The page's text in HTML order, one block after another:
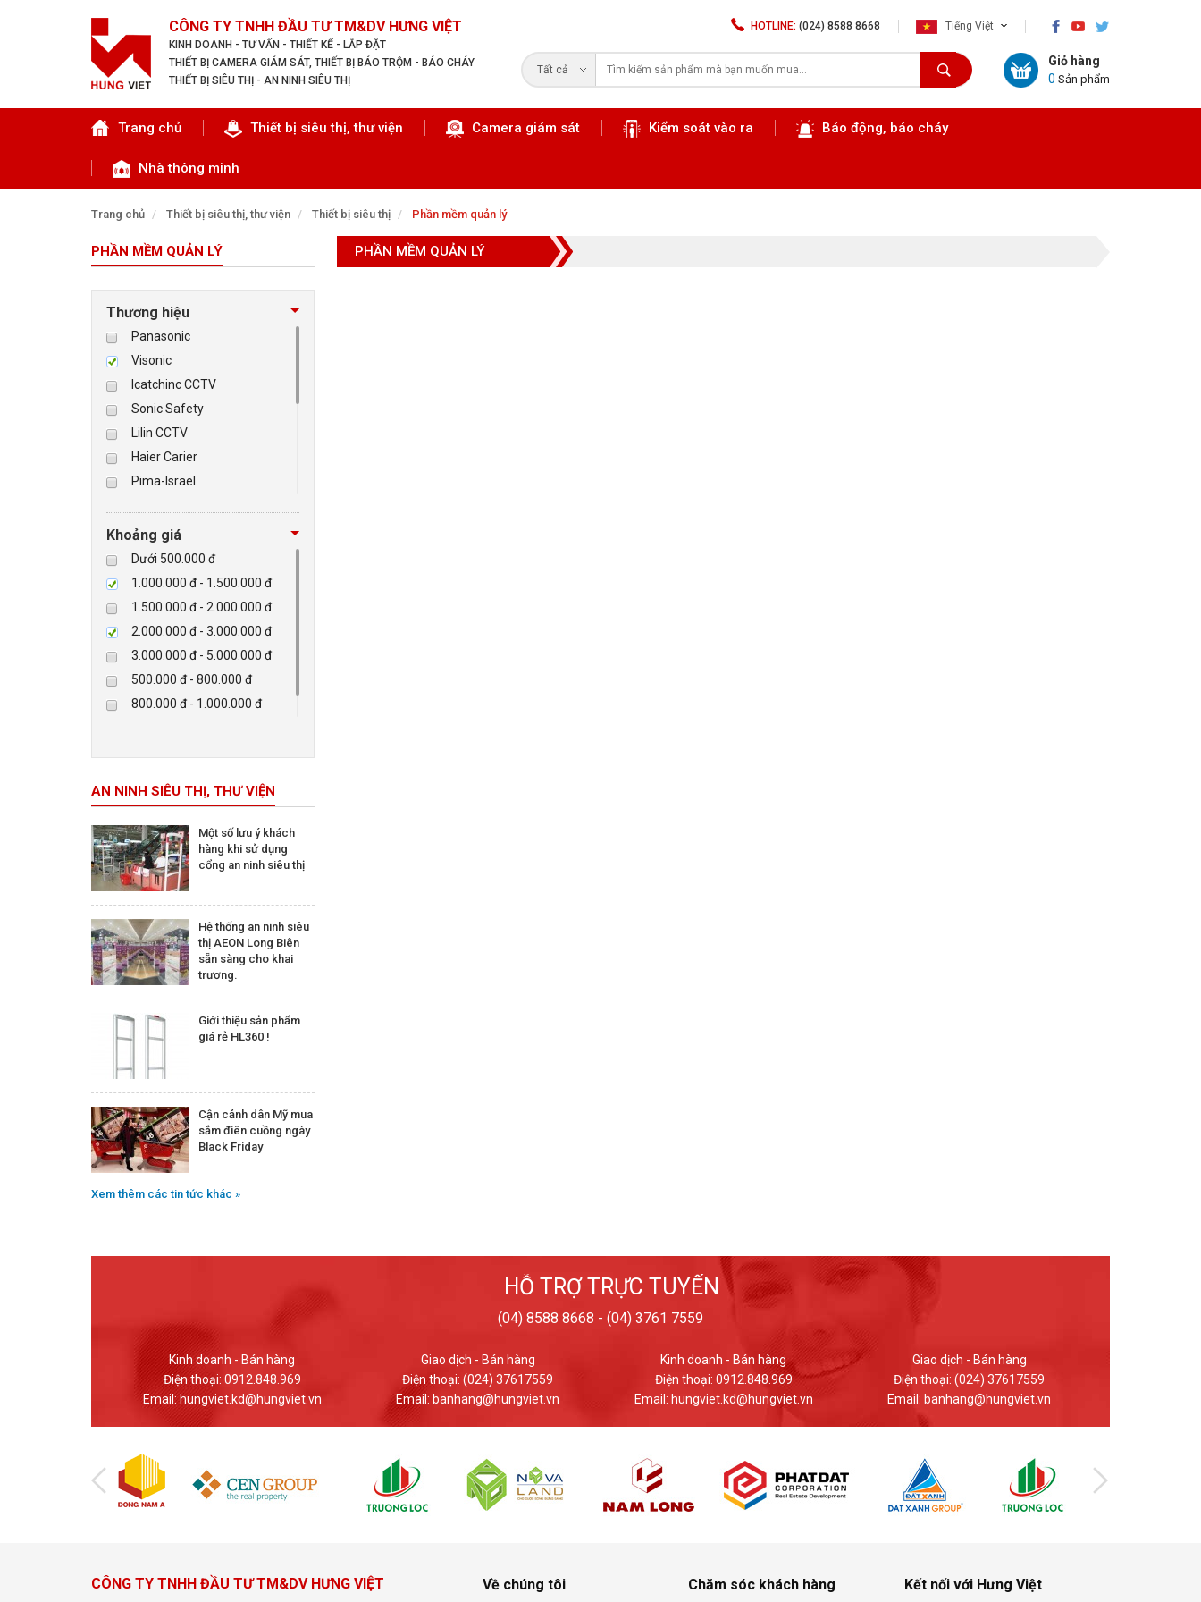
CÔNG TY TNHH ĐẦU TƯ TM&DV HƯNG VIỆT
KINH DOANH - TƯ VẤN - THIẾT KẾ - LẮP ĐẶT
THIẾT BỊ CAMERA GIÁM SÁT, THIẾT BỊ BÁO TRỘM - BÁO CHÁY
THIẾT BỊ SIÊU THỊ - AN NINH SIÊU THỊ
HOTLINE: (024) 8588 8668 Tiếng Việt
Tất cả
Giỏ hàng
0 Sản phẩm
Trang chủ Thiết bị siêu thị, thư viện Camera giám sát Kiểm soát vào ra Báo động, báo cháy
Nhà thông minh
Trang chủ Thiết bị siêu thị, thư viện Thiết bị siêu thị Phần mềm quản lý
PHẦN MỀM QUẢN LÝ
PHẦN MỀM QUẢN LÝ
Thương hiệu
Panasonic
Visonic
Icatchinc CCTV
Sonic Safety
Lilin CCTV
Haier Carier
Pima-Israel
Checkpoint
Paradox-Canada
D-max
HIKVISON
Eguard
Khác
Rapiscan
Khoảng giá
Dưới 500.000 đ
1.000.000 đ - 1.500.000 đ
1.500.000 đ - 2.000.000 đ
2.000.000 đ - 3.000.000 đ
3.000.000 đ - 5.000.000 đ
500.000 đ - 800.000 đ
800.000 đ - 1.000.000 đ
AN NINH SIÊU THỊ, THƯ VIỆN
Một số lưu ý khách
hàng khi sử dụng
cổng an ninh siêu thị
Hệ thống an ninh siêu
thị AEON Long Biên
sẵn sàng cho khai
trương.
Giới thiệu sản phẩm
giá rẻ HL360 !
Cận cảnh dân Mỹ mua
sắm điên cuồng ngày
Black Friday
Xem thêm các tin tức khác »
HỖ TRỢ TRỰC TUYẾN
(04) 8588 8668 - (04) 3761 7559
Giao dịch - Bán hàng
Điện thoại: (024) 37617559
Email: banhang@hungviet.vn
Kinh doanh - Bán hàng
Điện thoại: 0912.848.969
Email: hungviet.kd@hungviet.vn
Giao dịch - Bán hàng
Điện thoại: (024) 37617559
Email: banhang@hungviet.vn
Kinh doanh - Bán hàng
Điện thoại: 0912.848.969
Email: hungviet.kd@hungviet.vn
CÔNG TY TNHH ĐẦU TƯ TM&DV HƯNG VIỆT Về chúng tôi Chăm sóc khách hàng Kết nối với Hưng Việt
Tìm theo danh mục
TRANG CHỦ
THIẾT BỊ SIÊU THỊ, THƯ VIỆN
CAMERA GIÁM SÁT
BÁO ĐỘNG, BÁO CHÁY
NHÀ THÔNG MINH
LIÊN HỆ